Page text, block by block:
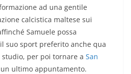
ad una gentile
calcistica maltese sui
Samuele possa
suo sport preferito anche qua
per poi tornare a San
ultimo appuntamento.